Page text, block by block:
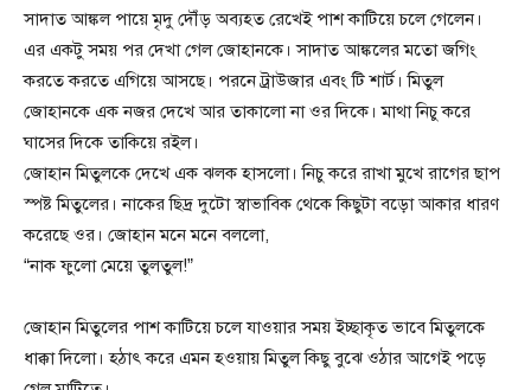
সাদাত আঙ্কল পায়ে মৃদু দৌঁড় অব্যহত রেখেই পাশ কাটিয়ে চলে গেলেন।
এর একটু সময় পর দেখা গেল জোহানকে। সাদাত আঙ্কলের মতো জগিং
করতে করতে এগিয়ে আসছে। পরনে ট্রাউজার এবং টি শার্ট। মিতুল
জোহানকে এক নজর দেখে আর তাকালো না ওর দিকে। মাথা নিচু করে
ঘাসের দিকে তাকিয়ে রইল।
জোহান মিতুলকে দেখে এক ঝলক হাসলো। নিচু করে রাখা মুখে রাগের ছাপ
স্পষ্ট মিতুলের। নাকের ছিদ্র দুটো স্বাভাবিক থেকে কিছুটা বড়ো আকার ধারণ
করেছে ওর। জোহান মনে মনে বললো,
“নাক ফুলো মেয়ে তুলতুল!”
জোহান মিতুলের পাশ কাটিয়ে চলে যাওয়ার সময় ইচ্ছাকৃত ভাবে মিতুলকে
ধাক্কা দিলো। হঠাৎ করে এমন হওয়ায় মিতুল কিছু বুঝে ওঠার আগেই পড়ে